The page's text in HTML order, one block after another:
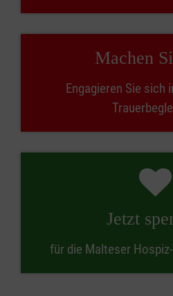
Machen
Engagieren Sie sich
Jetzt
für die Malteser